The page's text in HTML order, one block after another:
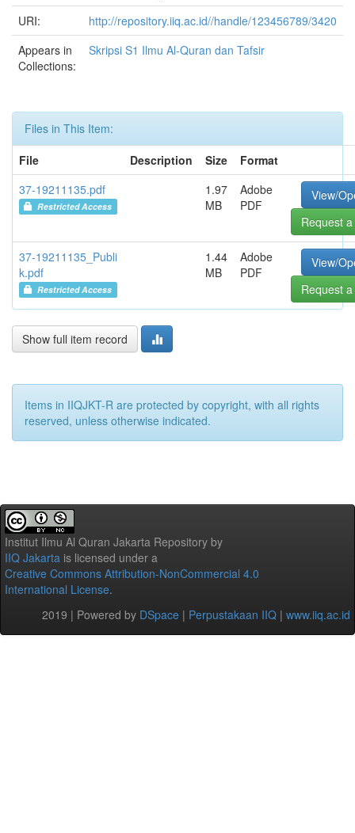
URI:
http://repository.iiq.ac.id//handle/123456789/3420
Appears in
Collections:
Skripsi S1 Ilmu Al-Quran dan Tafsir
Files in This Item:
File
Description Size
Format
37-19211135.pdf
Restricted Access
1.97
MB
Adobe
PDF
View/
Request
37-19211135_Publi
k.pdf
Restricted Access
1.44
MB
Adobe
PDF
View/
Request
Show full item record
Items in IIQJKT-R are protected by copyright, with all rights
reserved, unless otherwise indicated.
Institut Ilmu Al Quran Jakarta Repository by
IIQ Jakarta is licensed under a
Creative Commons Attribution-NonCommercial 4.0
International License.
2019 | Powered by DSpace | Perpustakaan IIQ | www.iiq.ac.id